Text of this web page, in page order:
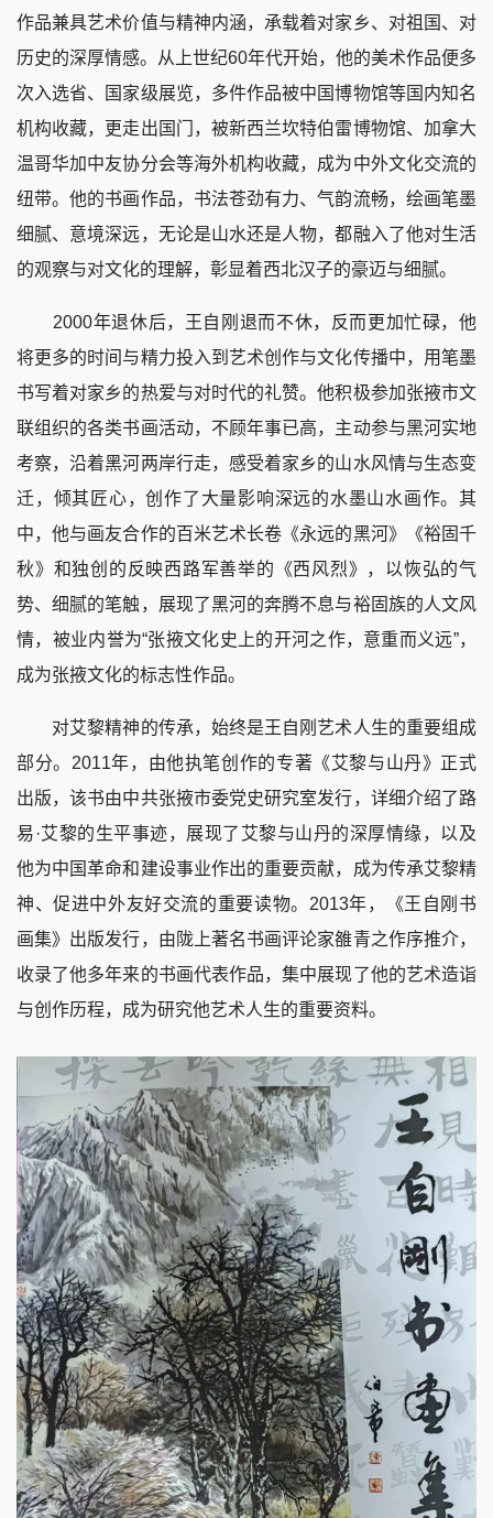
作品兼具艺术价值与精神内涵，承载着对家乡、对祖国、对
历史的深厚情感。从上世纪60年代开始，他的美术作品便多
次入选省、国家级展览，多件作品被中国博物馆等国内知名
机构收藏，更走出国门，被新西兰坎特伯雷博物馆、加拿大
温哥华加中友协分会等海外机构收藏，成为中外文化交流的
纽带。他的书画作品，书法苍劲有力、气韵流畅，绘画笔墨
细腻、意境深远，无论是山水还是人物，都融入了他对生活
的观察与对文化的理解，彰显着西北汉子的豪迈与细腻。
2000年退休后，王自刚退而不休，反而更加忙碌，他
将更多的时间与精力投入到艺术创作与文化传播中，用笔墨
书写着对家乡的热爱与对时代的礼赞。他积极参加张掖市文
联组织的各类书画活动，不顾年事已高，主动参与黑河实地
考察，沿着黑河两岸行走，感受着家乡的山水风情与生态变
迁，倾其匠心，创作了大量影响深远的水墨山水画作。其
中，他与画友合作的百米艺术长卷《永远的黑河》《裕固千
秋》和独创的反映西路军善举的《西风烈》，以恢弘的气
势、细腻的笔触，展现了黑河的奔腾不息与裕固族的人文风
情，被业内誉为“张掖文化史上的开河之作，意重而义远”，
成为张掖文化的标志性作品。
对艾黎精神的传承，始终是王自刚艺术人生的重要组成
部分。2011年，由他执笔创作的专著《艾黎与山丹》正式
出版，该书由中共张掖市委党史研究室发行，详细介绍了路
易·艾黎的生平事迹，展现了艾黎与山丹的深厚情缘，以及
他为中国革命和建设事业作出的重要贡献，成为传承艾黎精
神、促进中外友好交流的重要读物。2013年，《王自刚书
画集》出版发行，由陇上著名书画评论家雒青之作序推介，
收录了他多年来的书画代表作品，集中展现了他的艺术造诣
与创作历程，成为研究他艺术人生的重要资料。